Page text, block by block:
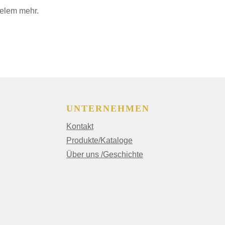
mehr.
UNTERNEHMEN
Kontakt
Produkte/Kataloge
Über uns /Geschichte